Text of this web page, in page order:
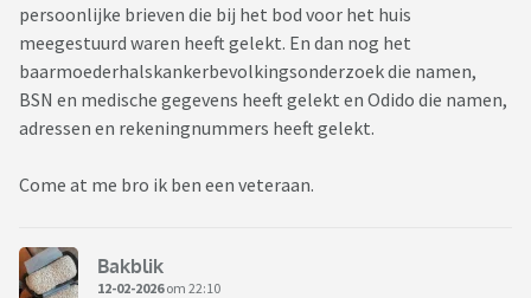
persoonlijke brieven die bij het bod voor het huis
meegestuurd waren heeft gelekt. En dan nog het
baarmoederhalskankerbevolkingsonderzoek die namen,
BSN en medische gegevens heeft gelekt en Odido die namen,
adressen en rekeningnummers heeft gelekt.
Come at me bro ik ben een veteraan.
Bakblik
12-02-2026om 22:10